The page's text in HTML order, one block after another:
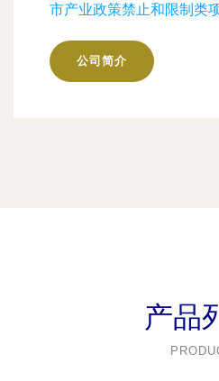
市产业政策禁止和限制类
公司简介
产品